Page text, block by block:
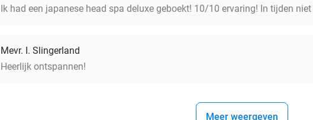
Ik had een japanese head spa deluxe geboekt! 10/10 ervaring! In tijden
Mevr. I. Slingerland
Heerlijk ontspannen!
Meer weergeven